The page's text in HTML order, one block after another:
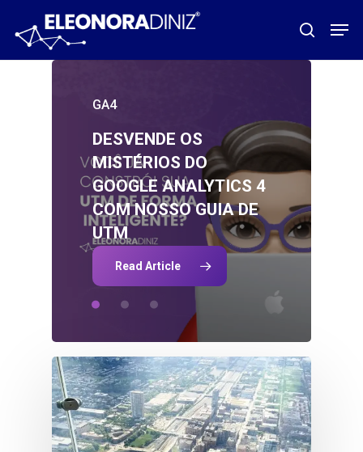
para
o
GA4
DESVENDE OS
MISTÉRIOS DO
GOOGLE ANALYTICS 4
COM NOSSO GUIA DE
UTM
Read Article
Analytics
GOOGLE E-E-A-T
Analytics
O QUE SÃO
MÉTRICAS?